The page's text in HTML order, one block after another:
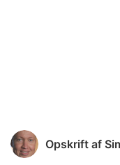
Opskrift af